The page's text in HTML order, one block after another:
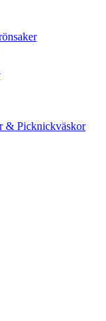
& Picknickväskor